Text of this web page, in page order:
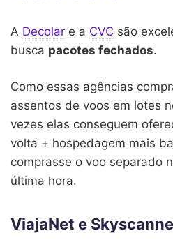
A Decolar e a CVC são
busca pacotes fechados.
Como essas agências
assentos de voos em lotes
vezes elas conseguem
volta + hospedagem mais
comprasse o voo separado
última hora.
ViajaNet e